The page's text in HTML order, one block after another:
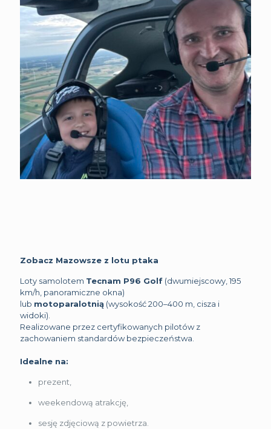
Zobacz Mazowsze z lotu ptaka
Loty samolotem Tecnam P96 Golf (dwumiejscowy, 195
km/h, panoramiczne okna)
lub motoparalotnią (wysokość 200–400 m, cisza i
widoki).
Realizowane przez certyfikowanych pilotów z
zachowaniem standardów bezpieczeństwa.
Idealne na:
prezent,
weekendową atrakcję,
sesję zdjęciową z powietrza.